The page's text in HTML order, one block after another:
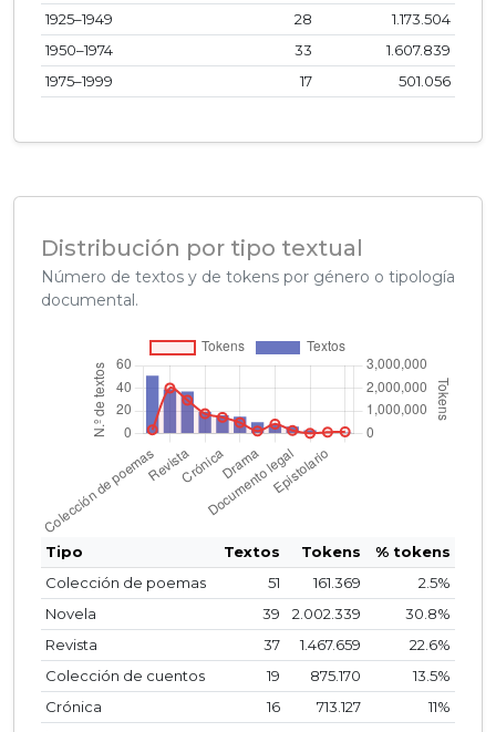
1925–1949
28
1.173.504
1950–1974
33
1.607.839
1975–1999
17 501.056
Distribución por tipo textual
Número de textos y de tokens por género o tipología
documental.
Tipo Textos Tokens
% tokens
Colección de poemas
51 161.369
2.5%
Novela
39 2.002.339
30.8%
Revista
37 1.467.659
22.6%
Colección de cuentos
19 875.170
13.5%
Crónica
16 713.127
11%